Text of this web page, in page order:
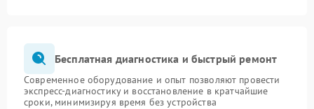
Бесплатная диагностика и быстрый ремонт
Современное оборудование и опыт позволяют провести
экспресс-диагностику и восстановление в кратчайшие
сроки, минимизируя время без устройства